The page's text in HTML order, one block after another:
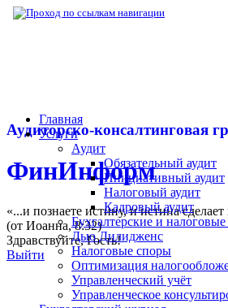
Аудиторско-консалтинговая
ФинИнформ
«...и познаете истину, и истина
(от Иоанна, 8:32)
Здравствуйте,Гость!
Выйти
Главная
Услуги
Аудит
Обязательный аудит
Инициативный аудит
Налоговый аудит
Кадровый аудит
Бухгалтерские и налоговые
Дью Дилидженс
Налоговые споры
Оптимизация
Управленческий учёт
Управленческое